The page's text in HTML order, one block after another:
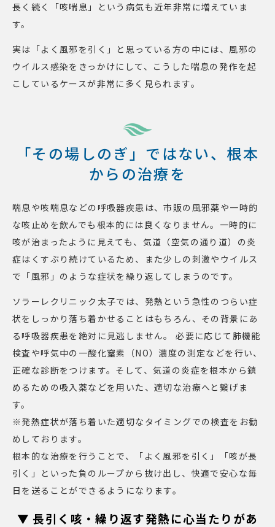
長く続く「咳喘息」という病気も近年非常に増えていま
す。
実は「よく風邪を引く」と思っている方の中には、風邪の
ウイルス感染をきっかけにして、こうした喘息の発作を起
こしているケースが非常に多く見られます。
「その場しのぎ」ではない、根本
からの治療を
喘息や咳喘息などの呼吸器疾患は、市販の風邪薬や一時的
な咳止めを飲んでも根本的には良くなりません。一時的に
咳が治まったように見えても、気道（空気の通り道）の炎
症はくすぶり続けているため、また少しの刺激やウイルス
で「風邪」のような症状を繰り返してしまうのです。
ソラーレクリニック太子では、発熱という急性のつらい症
状をしっかり落ち着かせることはもちろん、その背景にあ
る呼吸器疾患を絶対に見逃しません。 必要に応じて肺機能
検査や呼気中の一酸化窒素（NO）濃度の測定などを行い、
正確な診断をつけます。そして、気道の炎症を根本から鎮
めるための吸入薬などを用いた、適切な治療へと繋げま
す。
※発熱症状が落ち着いた適切なタイミングでの検査をお勧
めしております。
根本的な治療を行うことで、「よく風邪を引く」「咳が長
引く」といった負のループから抜け出し、快適で安心な毎
日を送ることができるようになります。
▼ 長引く咳・繰り返す発熱に心当たりがあ